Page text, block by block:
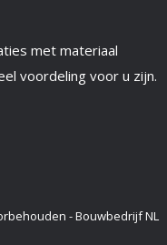
met materiaal
voordeling voor u zijn.
- Bouwbedrijf NL